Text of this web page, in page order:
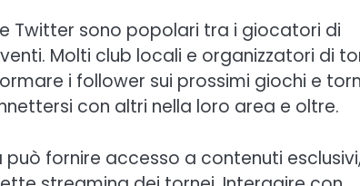
Twitter sono popolari tra i giocatori di
Molti club locali e organizzatori di
i follower sui prossimi giochi e
con altri nella loro area e oltre.
fornire accesso a contenuti esclusivi,